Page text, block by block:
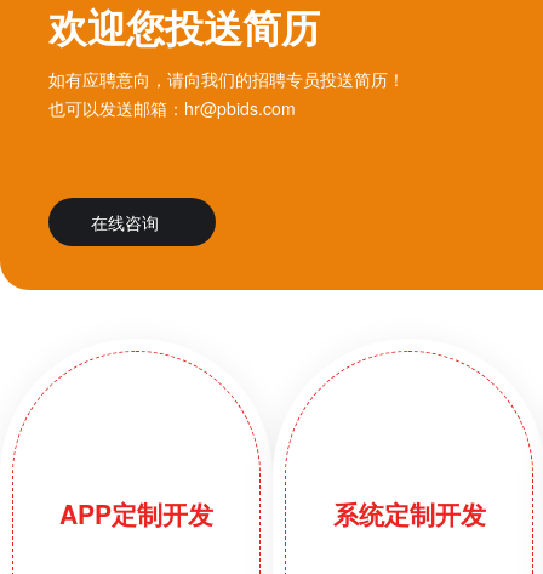
欢迎您投送简历
如有应聘意向，请向我们的招聘专员投送简历！
也可以发送邮箱：hr@pbids.com
在线咨询
APP定制开发 系统定制开发